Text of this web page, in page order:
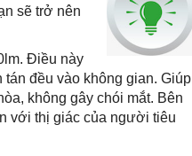
sẽ trở nên
Điều này
đều vào không gian. Giúp
không gây chói mắt. Bên
với thị giác của người tiêu